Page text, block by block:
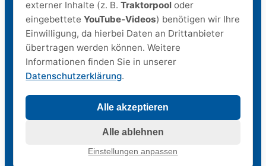
Die Firma Landtechnik Degel GmbH
ist seit ihrer Gründung ein zuverlässiger und kompetenter
Partner der Land-, Kommunal-, Garten- und Melktechnik.
08.08.2026
© 2026 Degel GmbH
Mitarbeiter-Login
externer Inhalte (z. B.Traktorpool oder
eingebetteteYouTube-Videos) benötigen wir Ihre
Einwilligung, da hierbei Daten an Drittanbieter
übertragen werden können. Weitere
Informationen finden Sie in unserer
Datenschutzerklärung.
Alle akzeptieren
Alle ablehnen
Einstellungen anpassen